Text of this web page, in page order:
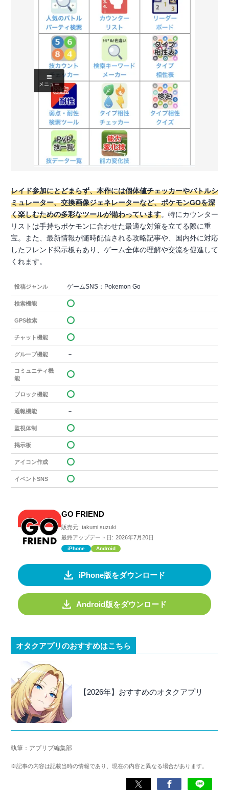
レイド参加にとどまらず、本作には個体値チェッカーやバトルシ
ミュレーター、交換画像ジェネレーターなど、ポケモンGOを深
く楽しむための多彩なツールが備わっています。特にカウンター
リストは手持ちポケモンに合わせた最適な対策を立てる際に重
宝。また、最新情報が随時配信される攻略記事や、国内外に対応
したフレンド掲示板もあり、ゲーム全体の理解や交流を促進して
くれます。
投稿ジャンル ゲームSNS：Pokemon Go
検索機能
GPS検索
チャット機能
グループ機能 －
コミュニティ機
能
ブロック機能
通報機能 －
監視体制
掲示板
アイコン作成
イベントSNS
GO FRIEND
販売元: takumi suzuki
最終アップデート日: 2026年7月20日
iPhone Android
iPhone版をダウンロード
Android版をダウンロード
オタクアプリのおすすめはこちら
【2026年】おすすめのオタクアプリ
執筆：アプリブ編集部
※記事の内容は記載当時の情報であり、現在の内容と異なる場合があります。